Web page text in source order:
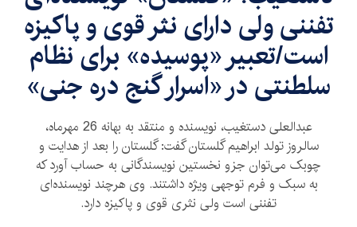
تفننی ولی دارای نثر قوی و پاکیزه
است/تعبیر «پوسیده» برای نظام
سلطنتی در «اسرار گنج دره جنی»
عبدالعلی دستغیب، نویسنده و منتقد به بهانه 26 مهرماه،
سالروز تولد ابراهیم گلستان گفت: گلستان را بعد از هدایت و
چوبک می‌توان جزو نخستین نویسندگانی به حساب آورد که
به سبک و فرم توجهی ویژه داشتند. وی هرچند نویسنده‌ای
تفننی است ولی نثری قوی و پاکیزه دارد.